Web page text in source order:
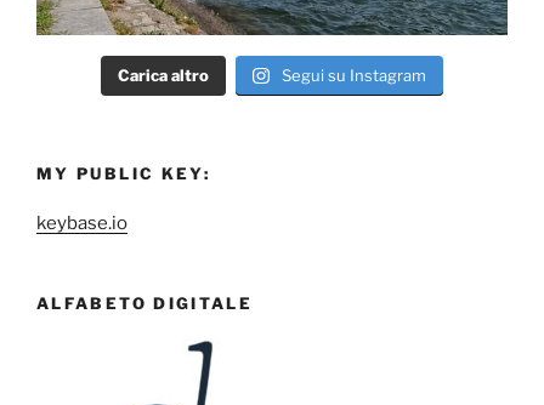
Carica altro Segui su Instagram
MY PUBLIC KEY:
keybase.io
ALFABETO DIGITALE